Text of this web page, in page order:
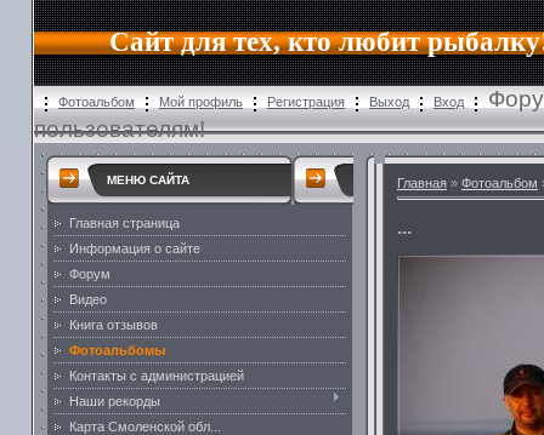
Сайт для тех, кто любит
Фотоальбом Мой профиль Регистрация Выход Вход
пользователям!
МЕНЮ САЙТА
Главная страница
Информация о сайте
Форум
Видео
Книга отзывов
Фотоальбомы
Контакты с администрацией
Наши рекорды
Карта Смоленской обл...
Главная » Фотоальбом
...